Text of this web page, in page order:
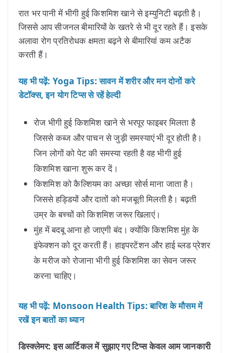
रात भर पानी में भीगी हुई किशमिश खाने से इम्युनिटी बढ़ती है।
जिससे आप सीजनल बीमारियों के खतरे से भी दूर रहते हैं। इसके
अलावा रोग प्रतिरोधक क्षमता बढ़ने से बीमारियां कम अटैक
करती हैं।
यह भी पढ़ें: Yoga Tips: सावन में शरीर और मन दोनों करे
डेटॉक्स, इन योग टिप्स से रहें हेल्दी
रोज भीगी हुई किशमिश खाने से भरपूर फाइबर मिलता है
जिससे कब्ज और पाचन से जुड़ी समस्याएं भी दूर होती है।
जिन लोगों को पेट की समस्या रहती है वह भीगी हुई
किशमिश खाना शुरू कर दें।
किशमिश को कैल्शियम का अच्छा सोर्स माना जाता है।
जिससे हड्डियों और दातों को मजबूती मिलती है। बढ़ती
उम्र के बच्चों को किशमिश जरूर खिलाएं।
मुंह में बदबू आना हो जाएगी बंद। क्योंकि किशमिश मुंह के
इंफेक्शन को दूर करती हैं। हाइपरटेंशन और हाई ब्लड प्रेशर
के मरीज को रोजाना भीगी हुई किशमिश का सेवन जरूर
करना चाहिए।
यह भी पढ़ें: Monsoon Health Tips: बारिश के मौसम में
रखें इन बातों का ध्यान
डिस्क्लेमर: इस आर्टिकल में सुझाए गए टिप्स केवल आम जानकारी